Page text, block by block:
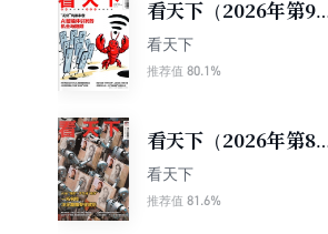
看天下（2026年第9
期）
看天下
推荐值 80.1%
看天下（2026年第8
期）
看天下
推荐值 81.6%